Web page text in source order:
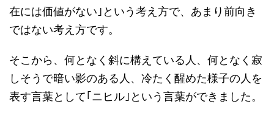
在には価値がない｣という考え方で、あまり前向き
ではない考え方です。
そこから、何となく斜に構えている人、何となく寂
しそうで暗い影のある人、冷たく醒めた様子の人を
表す言葉として｢ニヒル｣という言葉ができました。